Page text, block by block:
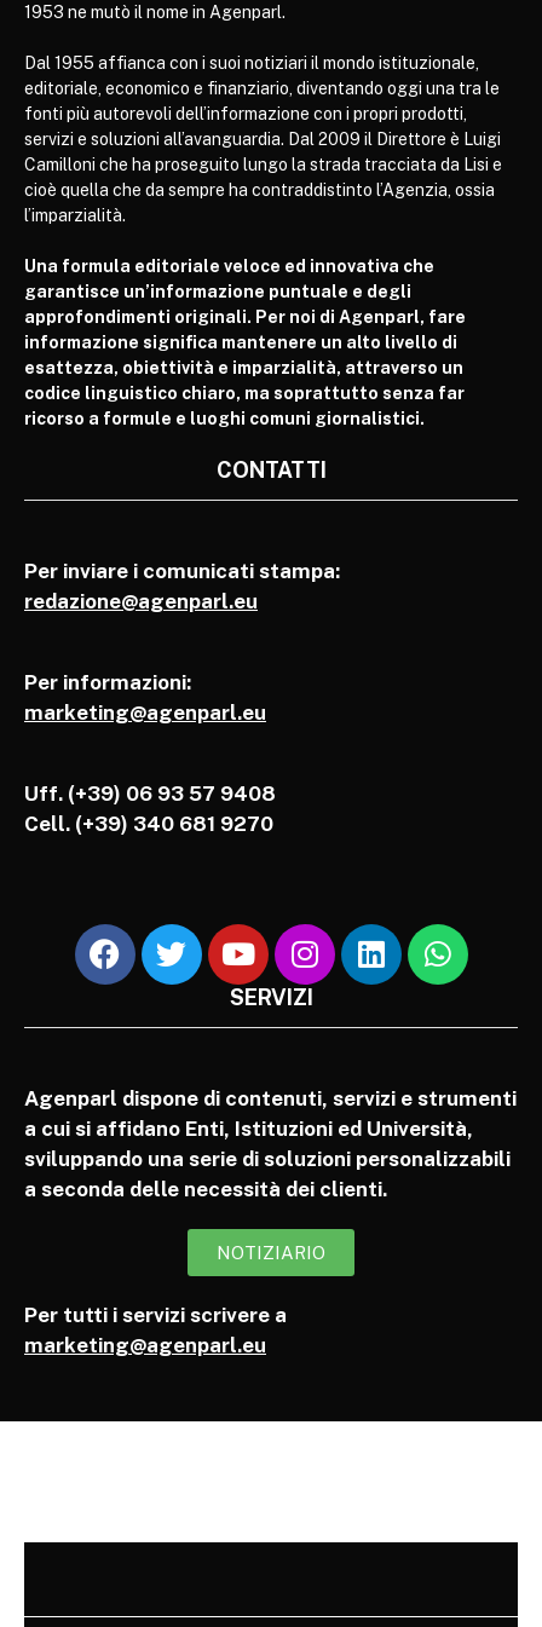
1953 ne mutò il nome in Agenparl.
Dal 1955 affianca con i suoi notiziari il mondo istituzionale,
editoriale, economico e finanziario, diventando oggi una tra le
fonti più autorevoli dell’informazione con i propri prodotti,
servizi e soluzioni all’avanguardia. Dal 2009 il Direttore è Luigi
Camilloni che ha proseguito lungo la strada tracciata da Lisi e
cioè quella che da sempre ha contraddistinto l’Agenzia, ossia
l’imparzialità.
Una formula editoriale veloce ed innovativa che
garantisce un’informazione puntuale e degli
approfondimenti originali. Per noi di Agenparl, fare
informazione significa mantenere un alto livello di
esattezza, obiettività e imparzialità, attraverso un
codice linguistico chiaro, ma soprattutto senza far
ricorso a formule e luoghi comuni giornalistici.
CONTATTI
Per inviare i comunicati stampa:
redazione@agenparl.eu
Per informazioni:
marketing@agenparl.eu
Uff. (+39) 06 93 57 9408
Cell. (+39) 340 681 9270
SERVIZI
Agenparl dispone di contenuti, servizi e strumenti
a cui si affidano Enti, Istituzioni ed Università,
sviluppando una serie di soluzioni personalizzabili
a seconda delle necessità dei clienti.
NOTIZIARIO
Per tutti i servizi scrivere a
marketing@agenparl.eu